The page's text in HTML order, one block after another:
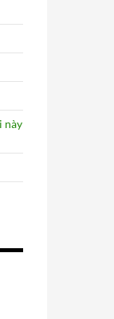
này